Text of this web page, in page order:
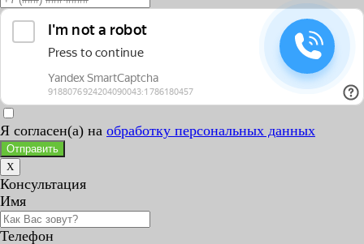
Я согласен(а) на обработку персональных данных
Отправить
X
Консультация
Имя
Телефон